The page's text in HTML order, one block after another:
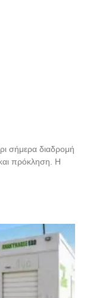
σήμερα διαδρομή
πρόκληση. Η